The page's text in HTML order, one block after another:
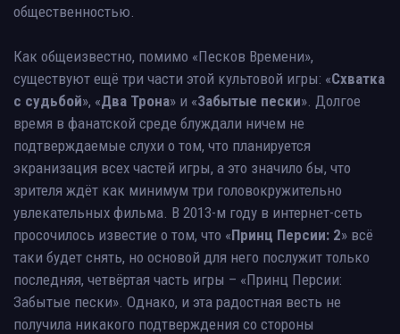
общественностью.
Как общеизвестно, помимо «Песков Времени»,
существуют ещё три части этой культовой игры: «Схватка
с судьбой», «Два Трона» и «Забытые пески». Долгое
время в фанатской среде блуждали ничем не
подтверждаемые слухи о том, что планируется
экранизация всех частей игры, а это значило бы, что
зрителя ждёт как минимум три головокружительно
увлекательных фильма. В 2013-м году в интернет-сеть
просочилось известие о том, что «Принц Персии: 2» всё
таки будет снять, но основой для него послужит только
последняя, четвёртая часть игры – «Принц Персии:
Забытые пески». Однако, и эта радостная весть не
получила никакого подтверждения со стороны